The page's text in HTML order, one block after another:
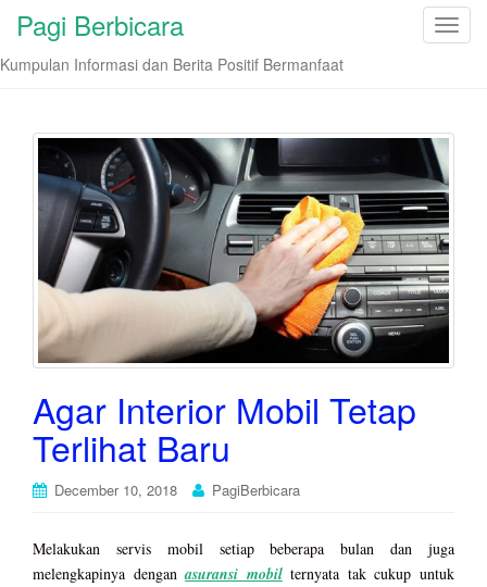
T
l
e
n
a
v
i
g
a
t
Pagi Berbicara
Kumpulan Informasi dan Berita Positif Bermanfaat
Agar Interior Mobil Tetap
Terlihat Baru
December 10, 2018 PagiBerbicara
Melakukan servis mobil setiap beberapa bulan dan juga
melengkapinya denganasuransi mobilternyata tak cukup untuk